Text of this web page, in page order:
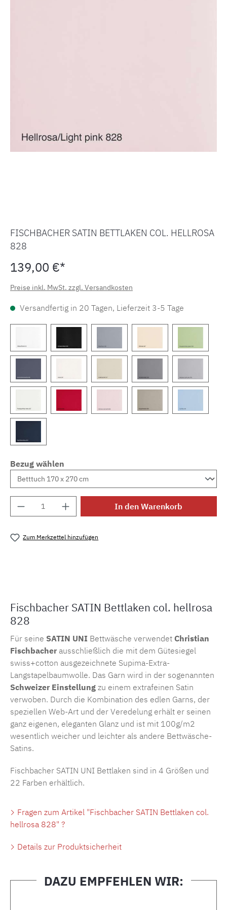
FISCHBACHER SATIN BETTLAKEN COL. HELLROSA
828
139,00 €*
Preise inkl. MwSt. zzgl. Versandkosten
Versandfertig in 20 Tagen, Lieferzeit 3-5 Tage
Bezug wählen
Produkt Anzahl: Gib den gewünschten
In den Warenkorb
Zum Merkzettel hinzufügen
Fischbacher SATIN Bettlaken col. hellrosa
828
Für seine SATIN UNI Bettwäsche verwendet Christian
Fischbacher ausschließlich die mit dem Gütesiegel
swiss+cotton ausgezeichnete Supima-Extra-
Langstapelbaumwolle. Das Garn wird in der sogenannten
Schweizer Einstellung zu einem extrafeinen Satin
verwoben. Durch die Kombination des edlen Garns, der
speziellen Web-Art und der Veredelung erhält er seinen
ganz eigenen, eleganten Glanz und ist mit 100g/m2
wesentlich weicher und leichter als andere Bettwäsche-
Satins.
Fischbacher SATIN UNI Bettlaken sind in 4 Größen und
22 Farben erhältlich.
Fragen zum Artikel "Fischbacher SATIN Bettlaken col.
hellrosa 828" ?
Details zur Produktsicherheit
DAZU EMPFEHLEN WIR: